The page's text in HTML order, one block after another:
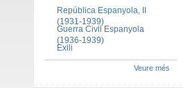
República Espanyola, II
(1931-1939)
Guerra Civil Espanyola
(1936-1939)
Exili
Veure més